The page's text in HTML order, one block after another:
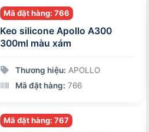
Mã đặt hàng: 766
Keo silicone Apollo A300
300ml màu xám
Thương hiệu: APOLLO
Mã đặt hàng: 766
Mã đặt hàng: 767